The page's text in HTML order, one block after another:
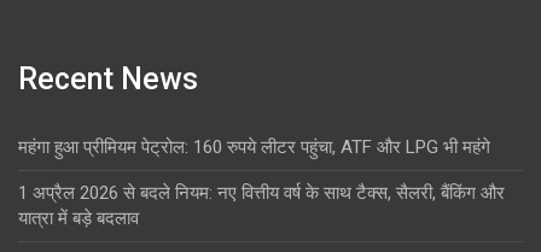
Recent News
महंगा हुआ प्रीमियम पेट्रोल: 160 रुपये लीटर पहुंचा, ATF और LPG भी महंगे
1 अप्रैल 2026 से बदले नियम: नए वित्तीय वर्ष के साथ टैक्स, सैलरी, बैंकिंग और
यात्रा में बड़े बदलाव